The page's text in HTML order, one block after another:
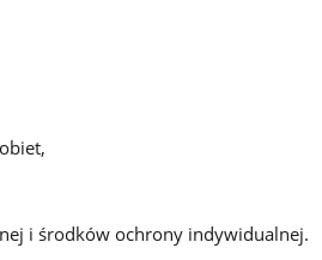
i środków ochrony indywidualnej.